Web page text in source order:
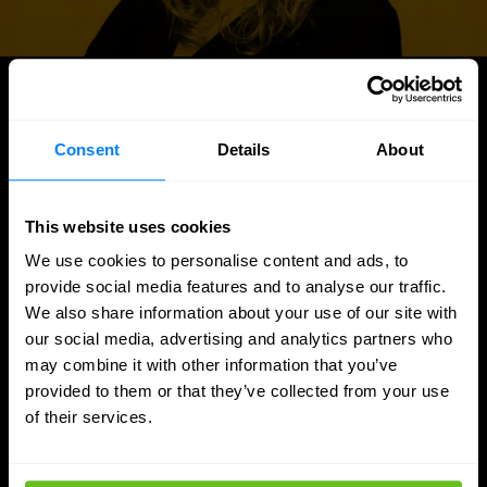
Consent Details About
This website uses cookies
We use cookies to personalise content and ads, to
provide social media features and to analyse our traffic.
We also share information about your use of our site with
our social media, advertising and analytics partners who
may combine it with other information that you’ve
provided to them or that they’ve collected from your use
of their services.
Meer updates